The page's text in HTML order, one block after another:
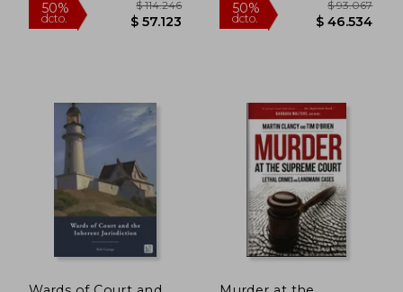
50%
$ 46.381
50%
dcto.